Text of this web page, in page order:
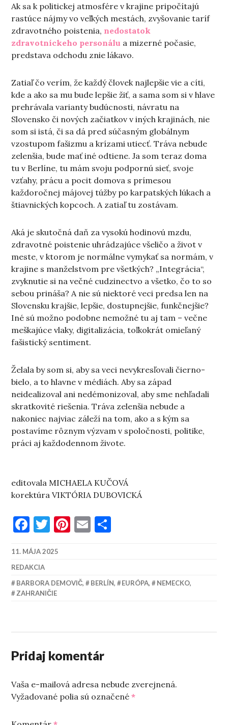
Ak sa k politickej atmosfére v krajine pripočítajú
rastúce nájmy vo veľkých mestách, zvyšovanie taríf
zdravotného poistenia, nedostatok
zdravotníckeho personálu a mizerné počasie,
predstava odchodu znie lákavo.
Zatiaľ čo verím, že každý človek najlepšie vie a cíti,
kde a ako sa mu bude lepšie žiť, a sama som si v hlave
prehrávala varianty budúcnosti, návratu na
Slovensko či nových začiatkov v iných krajinách, nie
som si istá, či sa dá pred súčasným globálnym
vzostupom fašizmu a krízami utiecť. Tráva nebude
zelenšia, bude mať iné odtiene. Ja som teraz doma
tu v Berlíne, tu mám svoju podpornú sieť, svoje
vzťahy, prácu a pocit domova s prímesou
každoročnej májovej túžby po karpatských lúkach a
štiavnických kopcoch. A zatiaľ tu zostávam.
Aká je skutočná daň za vysokú hodinovú mzdu,
zdravotné poistenie uhrádzajúce všeličo a život v
meste, v ktorom je normálne vymykať sa normám, v
krajine s manželstvom pre všetkých? „Integrácia“,
zvyknutie si na večné cudzinectvo a všetko, čo to so
sebou prináša? A nie sú niektoré veci predsa len na
Slovensku krajšie, lepšie, dostupnejšie, funkčnejšie?
Iné sú možno podobne nemožné tu aj tam – večne
meškajúce vlaky, digitalizácia, toľkokrát omieľaný
fašistický sentiment.
Želala by som si, aby sa veci nevykresľovali čierno-
bielo, a to hlavne v médiách. Aby sa západ
neidealizoval ani nedémonizoval, aby sme nehľadali
skratkovité riešenia. Tráva zelenšia nebude a
nakoniec najviac záleží na tom, ako a s kým sa
postavíme rôznym výzvam v spoločnosti, politike,
práci aj každodennom živote.
editovala MICHAELA KUČOVÁ
korektúra VIKTÓRIA DUBOVICKÁ
Facebook
Twitter
Pinterest
Email
11. MÁJA 2025
REDAKCIA
BARBORA DEMOVIČ, BERLÍN, EURÓPA, NEMECKO,
ZAHRANIČIE
Pridaj komentár
Vaša e-mailová adresa nebude zverejnená.
Vyžadované polia sú označené*